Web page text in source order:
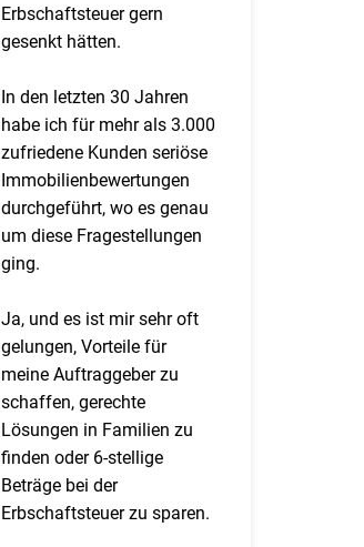
Erbschaftsteuer gern
gesenkt hätten.
In den letzten 30 Jahren
habe ich für mehr als 3.000
zufriedene Kunden seriöse
Immobilienbewertungen
durchgeführt, wo es genau
um diese Fragestellungen
ging.
Ja, und es ist mir sehr oft
gelungen, Vorteile für
meine Auftraggeber zu
schaffen, gerechte
Lösungen in Familien zu
finden oder 6-stellige
Beträge bei der
Erbschaftsteuer zu sparen.